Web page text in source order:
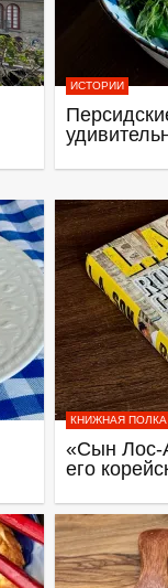
ИСТОРИИ
КНИЖНАЯ ПОЛКА
«Сын Лос-
его